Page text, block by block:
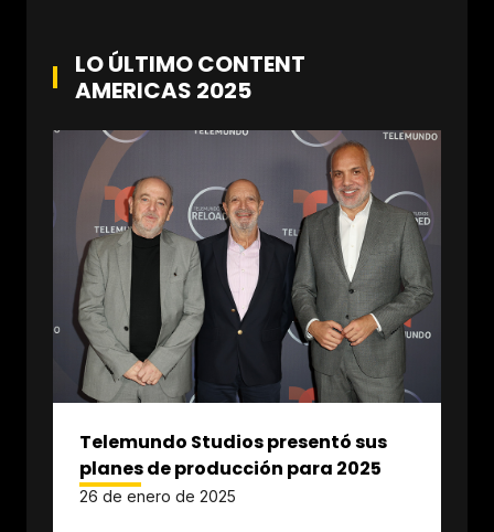
LO ÚLTIMO CONTENT
AMERICAS 2025
Telemundo Studios presentó sus
planes de producción para 2025
26 de enero de 2025